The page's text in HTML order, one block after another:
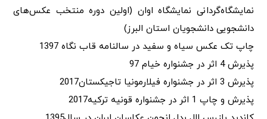
نمایشگاه‌گردانی نمایشگاه اوان (اولین دوره منتخب عکس‌های
دانشجویی دانشجویان استان البرز)
چاپ تک عکس سیاه و سفید در سالنامه قاب نگاه 1397
پذیرش 4 اثر در جشنواره خیام 97
پذیرش 3 اثر در جشنواره فیلارمونیا تاجیکستان2017
پذیرش و چاپ 1 اثر در جشنواره قونیه ترکیه2017